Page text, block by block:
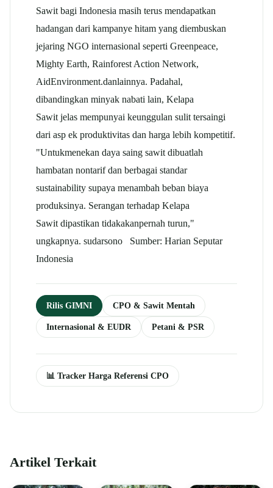
Sawit bagi Indonesia masih terus mendapatkan
hadangan dari kampanye hitam yang diembuskan
jejaring NGO internasional seperti Greenpeace,
Mighty Earth, Rainforest Action Network,
AidEnvironment.danlainnya. Padahal,
dibandingkan minyak nabati lain, Kelapa
Sawit jelas mempunyai keunggulan sulit tersaingi
dari asp ek produktivitas dan harga lebih kompetitif.
"Untukmenekan daya saing sawit dibuatlah
hambatan nontarif dan berbagai standar
sustainability supaya menambah beban biaya
produksinya. Serangan terhadap Kelapa
Sawit dipastikan tidakakanpernah turun,"
ungkapnya. sudarsono Sumber: Harian Seputar
Indonesia
Rilis GIMNI CPO & Sawit Mentah
Internasional & EUDR Petani & PSR
📊 Tracker Harga Referensi CPO
Artikel Terkait